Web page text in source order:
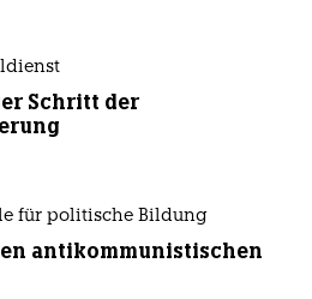
Schritt der
für politische Bildung
antikommunistischen